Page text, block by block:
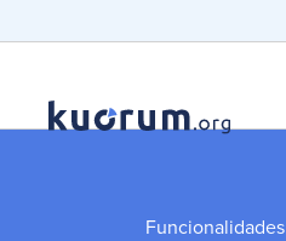
Funcionalidades